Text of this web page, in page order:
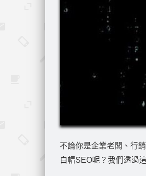
不論你是企業老闆、行
白帽SEO呢？我們透過